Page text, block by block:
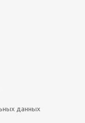
данных